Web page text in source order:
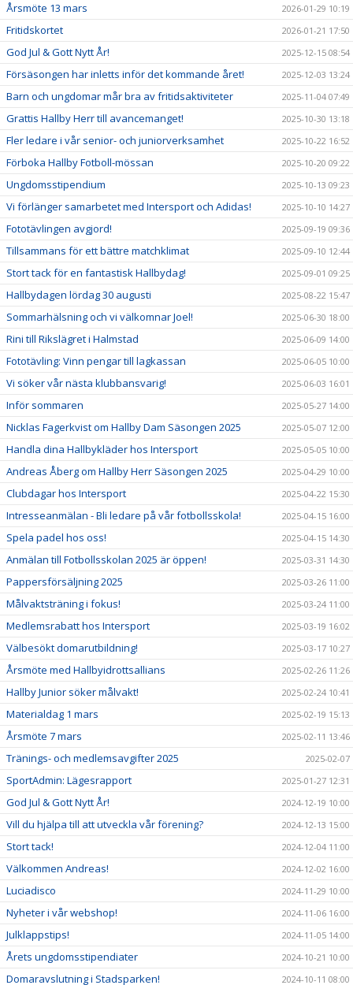
Årsmöte 13 mars 2026-01-29 10:19
Fritidskortet 2026-01-21 17:50
God Jul & Gott Nytt År! 2025-12-15 08:54
Försäsongen har inletts inför det kommande året! 2025-12-03 13:24
Barn och ungdomar mår bra av fritidsaktiviteter 2025-11-04 07:49
Grattis Hallby Herr till avancemanget! 2025-10-30 13:18
Fler ledare i vår senior- och juniorverksamhet 2025-10-22 16:52
Förboka Hallby Fotboll-mössan 2025-10-20 09:22
Ungdomsstipendium 2025-10-13 09:23
Vi förlänger samarbetet med Intersport och Adidas! 2025-10-10 14:27
Fototävlingen avgjord! 2025-09-19 09:36
Tillsammans för ett bättre matchklimat 2025-09-10 12:44
Stort tack för en fantastisk Hallbydag! 2025-09-01 09:25
Hallbydagen lördag 30 augusti 2025-08-22 15:47
Sommarhälsning och vi välkomnar Joel! 2025-06-30 18:00
Rini till Rikslägret i Halmstad 2025-06-09 14:00
Fototävling: Vinn pengar till lagkassan 2025-06-05 10:00
Vi söker vår nästa klubbansvarig! 2025-06-03 16:01
Inför sommaren 2025-05-27 14:00
Nicklas Fagerkvist om Hallby Dam Säsongen 2025 2025-05-07 12:00
Handla dina Hallbykläder hos Intersport 2025-05-05 10:00
Andreas Åberg om Hallby Herr Säsongen 2025 2025-04-29 10:00
Clubdagar hos Intersport 2025-04-22 15:30
Intresseanmälan - Bli ledare på vår fotbollsskola! 2025-04-15 16:00
Spela padel hos oss! 2025-04-15 14:30
Anmälan till Fotbollsskolan 2025 är öppen! 2025-03-31 14:30
Pappersförsäljning 2025 2025-03-26 11:00
Målvaktsträning i fokus! 2025-03-24 11:00
Medlemsrabatt hos Intersport 2025-03-19 16:02
Välbesökt domarutbildning! 2025-03-17 10:27
Årsmöte med Hallbyidrottsallians 2025-02-26 11:26
Hallby Junior söker målvakt! 2025-02-24 10:41
Materialdag 1 mars 2025-02-19 15:13
Årsmöte 7 mars 2025-02-11 13:46
Tränings- och medlemsavgifter 2025 2025-02-07
SportAdmin: Lägesrapport 2025-01-27 12:31
God Jul & Gott Nytt År! 2024-12-19 10:00
Vill du hjälpa till att utveckla vår förening? 2024-12-13 15:00
Stort tack! 2024-12-04 11:00
Välkommen Andreas! 2024-12-02 16:00
Luciadisco 2024-11-29 10:00
Nyheter i vår webshop! 2024-11-06 16:00
Julklappstips! 2024-11-05 14:00
Årets ungdomsstipendiater 2024-10-21 10:00
Domaravslutning i Stadsparken! 2024-10-11 08:00